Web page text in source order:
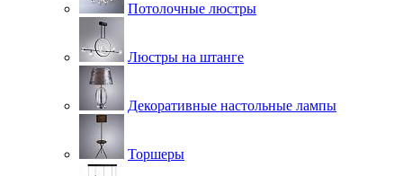
Потолочные люстры
Люстры на штанге
Декоративные настольные лампы
Торшеры